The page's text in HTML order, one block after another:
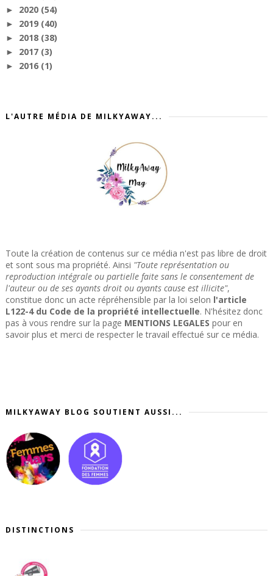
► 2020 (54)
► 2019 (40)
► 2018 (38)
► 2017 (3)
► 2016 (1)
L'AUTRE MÉDIA DE MILKYAWAY...
Toute la création de contenus sur ce média n'est pas libre de droit
et sont sous ma propriété. Ainsi "Toute représentation ou
reproduction intégrale ou partielle faite sans le consentement de
l'auteur ou de ses ayants droit ou ayants cause est illicite",
constitue donc un acte répréhensible par la loi selon l'article
L122-4 du Code de la propriété intellectuelle. N'hésitez donc
pas à vous rendre sur la page MENTIONS LEGALES pour en
savoir plus et merci de respecter le travail effectué sur ce média.
MILKYAWAY BLOG SOUTIENT AUSSI...
DISTINCTIONS